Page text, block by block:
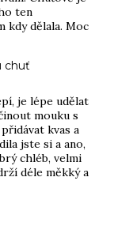
ten
kdy dělala. Moc
chuť
je lépe udělat
mouku s
kvas a
jste si a ano,
chléb, velmi
déle měkký a